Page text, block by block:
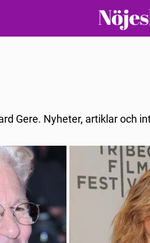
Gere. Nyheter, artiklar och